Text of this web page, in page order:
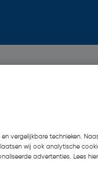
vergelijkbare technieken.
wij ook analytische
advertenties. Lees